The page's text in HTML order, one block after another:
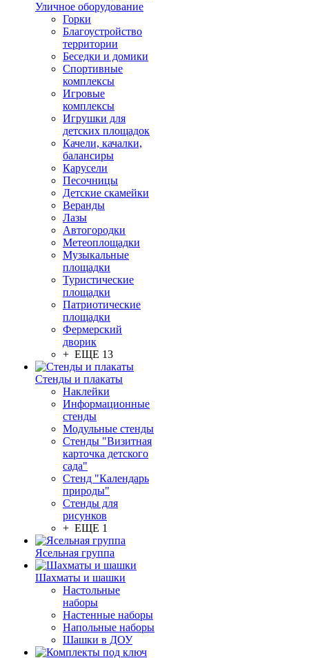
Уличное оборудование
Горки
Благоустройство
территории
Беседки и домики
Спортивные
комплексы
Игровые
комплексы
Игрушки для
детских площадок
Качели, качалки,
балансиры
Карусели
Песочницы
Детские скамейки
Веранды
Лазы
Автогородки
Метеоплощадки
Музыкальные
площадки
Туристические
площадки
Патриотические
площадки
Фермерский
дворик
+ ЕЩЕ 13
Стенды и плакаты
Наклейки
Информационные
стенды
Модульные стенды
Стенды "Визитная
карточка детского
сада"
Стенд "Календарь
природы"
Стенды для
рисунков
+ ЕЩЕ 1
Ясельная группа
Шахматы и шашки
Настольные
наборы
Настенные наборы
Напольные наборы
Шашки в ДОУ